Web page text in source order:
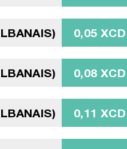
0,05
0,08
0,11